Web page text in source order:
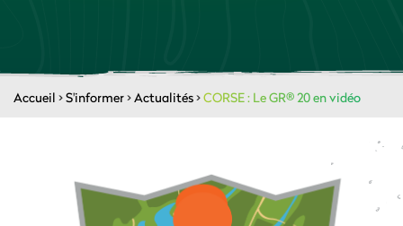
Accueil >S'informer>Actualités>CORSE : Le GR® 20 en vidéo